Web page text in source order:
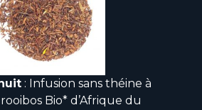
: Infusion sans théine à
Bio* d’Afrique du